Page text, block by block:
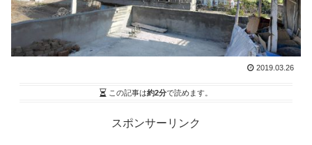
2019.03.26
この記事は約2分で読めます。
スポンサーリンク